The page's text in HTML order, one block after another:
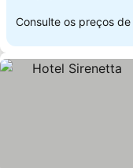
Consulte os preços de